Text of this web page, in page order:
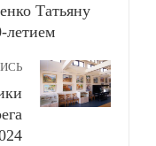
Татьяну
летием